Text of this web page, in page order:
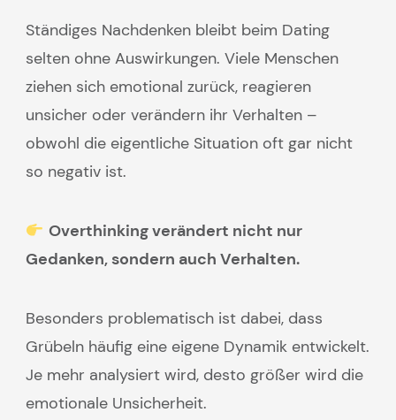
Ständiges Nachdenken bleibt beim Dating
selten ohne Auswirkungen. Viele Menschen
ziehen sich emotional zurück, reagieren
unsicher oder verändern ihr Verhalten –
obwohl die eigentliche Situation oft gar nicht
so negativ ist.
Overthinking verändert nicht nur
Gedanken, sondern auch Verhalten.
Besonders problematisch ist dabei, dass
Grübeln häufig eine eigene Dynamik entwickelt.
Je mehr analysiert wird, desto größer wird die
emotionale Unsicherheit.